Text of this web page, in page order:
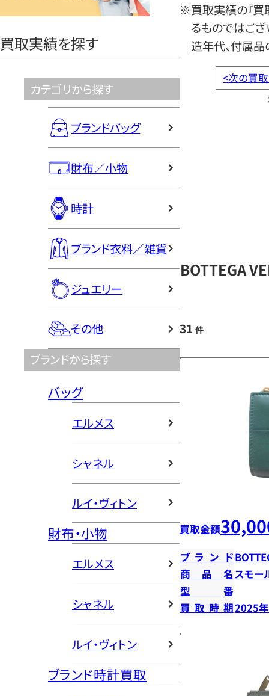
買取実績を探す
カテゴリから探す
ブランドバッグ
財布／小物
時計
ブランド衣料／雑貨
ジュエリー
その他
ブランドから探す
バッグ
エルメス
シャネル
ルイ・ヴィトン
財布・小物
エルメス
シャネル
ルイ・ヴィトン
ブランド時計買取
※買取実績の『買
るものではござ
造年代、付属品
<次の買
BOTTEGA
31 件
買取金額
ブランド
商品名スモー
型番
買取時期2025